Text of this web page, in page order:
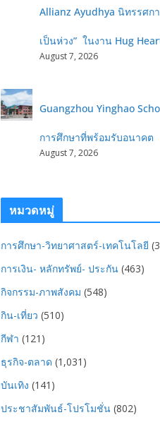
Allianz Ayudhya นิทรรศก
เป็นห่วง” ในงาน Hug
August 7, 2026
Guangzhou Yinghao
การศึกษาที่พร้อมรับอนาคต
August 7, 2026
หมวดหมู่
การศึกษา-วิทยาศาสตร์-เทคโนโลยี
การเงิน- หลักทรัพย์- ประกัน (463)
กิจกรรม-ภาพสังคม (548)
กิน-เที่ยว (510)
กีฬา (121)
ธุรกิจ-ตลาด (1,031)
บันเทิง (141)
ประชาสัมพันธ์-โปรโมชั่น (802)